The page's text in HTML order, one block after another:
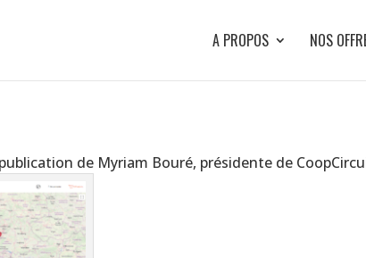
A PROPOS NOS
de Myriam Bouré, présidente de